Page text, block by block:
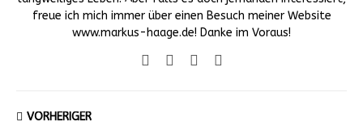
freue ich mich immer über einen Besuch meiner Website
www.markus-haage.de! Danke im Voraus!
VORHERIGER